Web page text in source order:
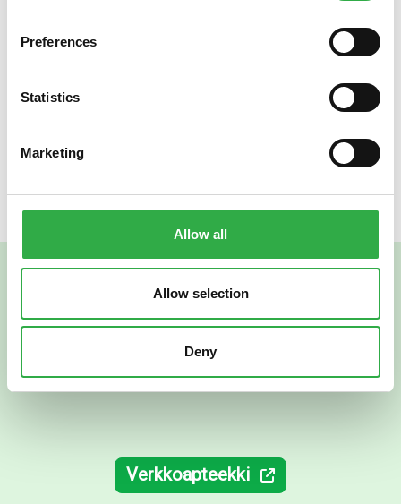
Preferences
Statistics
Marketing
Allow all
Allow selection
Deny
kertaaapteekissa verkossa.
Kauppakortteli Pekurin
käytävältä silloin kuin sinulle sopii tai valita sopivan
Tervetuloa ostoksille!
Verkkoapteekki